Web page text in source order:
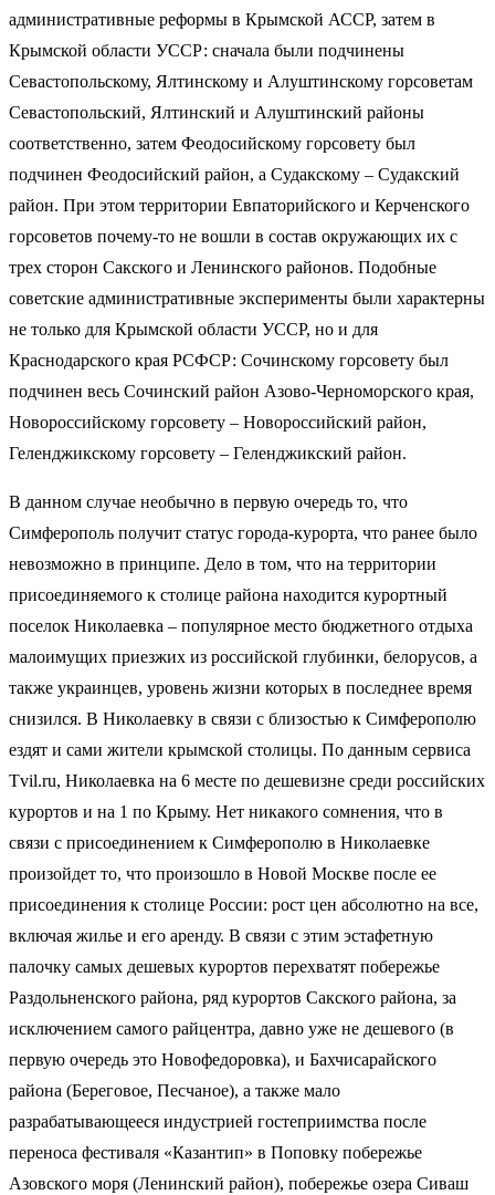
административные реформы в Крымской АССР, затем в
Крымской области УССР: сначала были подчинены
Севастопольскому, Ялтинскому и Алуштинскому горсоветам
Севастопольский, Ялтинский и Алуштинский районы
соответственно, затем Феодосийскому горсовету был
подчинен Феодосийский район, а Судакскому – Судакский
район. При этом территории Евпаторийского и Керченского
горсоветов почему-то не вошли в состав окружающих их с
трех сторон Сакского и Ленинского районов. Подобные
советские административные эксперименты были характерны
не только для Крымской области УССР, но и для
Краснодарского края РСФСР: Сочинскому горсовету был
подчинен весь Сочинский район Азово-Черноморского края,
Новороссийскому горсовету – Новороссийский район,
Геленджикскому горсовету – Геленджикский район.
В данном случае необычно в первую очередь то, что
Симферополь получит статус города-курорта, что ранее было
невозможно в принципе. Дело в том, что на территории
присоединяемого к столице района находится курортный
поселок Николаевка – популярное место бюджетного отдыха
малоимущих приезжих из российской глубинки, белорусов, а
также украинцев, уровень жизни которых в последнее время
снизился. В Николаевку в связи с близостью к Симферополю
ездят и сами жители крымской столицы. По данным сервиса
Tvil.ru, Николаевка на 6 месте по дешевизне среди российских
курортов и на 1 по Крыму. Нет никакого сомнения, что в
связи с присоединением к Симферополю в Николаевке
произойдет то, что произошло в Новой Москве после ее
присоединения к столице России: рост цен абсолютно на все,
включая жилье и его аренду. В связи с этим эстафетную
палочку самых дешевых курортов перехватят побережье
Раздольненского района, ряд курортов Сакского района, за
исключением самого райцентра, давно уже не дешевого (в
первую очередь это Новофедоровка), и Бахчисарайского
района (Береговое, Песчаное), а также мало
разрабатывающееся индустрией гостеприимства после
переноса фестиваля «Казантип» в Поповку побережье
Азовского моря (Ленинский район), побережье озера Сиваш